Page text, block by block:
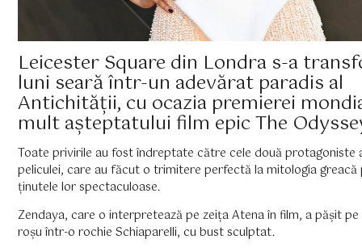
Leicester Square din Londra s-a
luni seară într-un adevărat paradis al
Antichității, cu ocazia premierei
mult așteptatului film epic The
Toate privirile au fost îndreptate către cele două protagoniste
peliculei, care au făcut o trimitere perfectă la mitologia greacă
ținutele lor spectaculoase.
Zendaya, care o interpretează pe zeița Atena în film, a pășit
roșu într-o rochie Schiaparelli, cu bust sculptat.